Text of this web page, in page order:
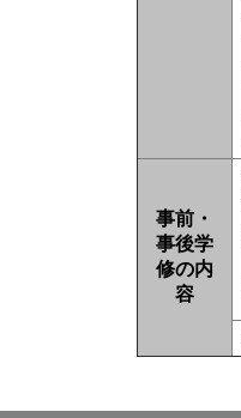
事前・
事後学
修の内
容